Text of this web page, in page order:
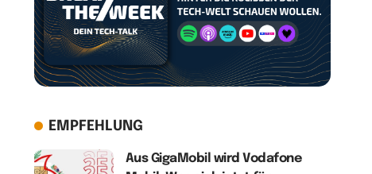
EMPFEHLUNG
Aus GigaMobil wird Vodafone